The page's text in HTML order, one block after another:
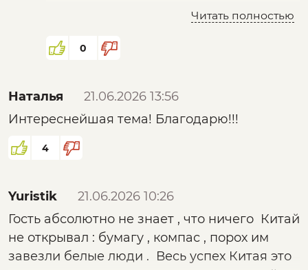
Только вот, во-первых, 100 человек -
Во-вторых, кто эти люди, насколько
остальным многолетним сидельцам в
депутатских креслах ?
Вот вопрос в чём.
декоративный орган, призванный
многопартийность и прочие элементы
другое и тут неприменимо)
Читать полностью
0
Наталья
21.06.2026 13:56
Интереснейшая тема! Благодарю!!!
4
Yuristik
21.06.2026 10:26
Гость абсолютно не знает , что ничего Китай
не открывал : бумагу , компас , порох им
завезли белые люди . Весь успех Китая это